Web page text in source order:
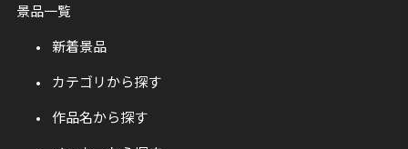
景品一覧
新着景品
カテゴリから探す
作品名から探す